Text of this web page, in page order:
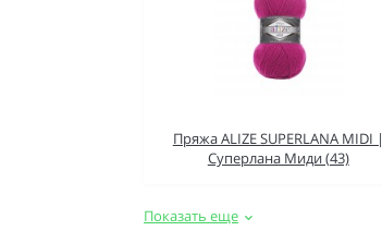
Пряжа ALIZE SUPERLANA MIDI |
Суперлана Миди (43)
Показать еще